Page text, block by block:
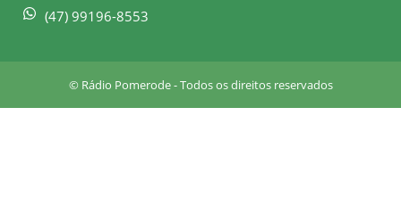
q
a
(47) 99196-8553
© Rádio Pomerode - Todos os direitos reservados